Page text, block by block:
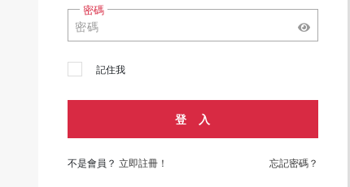
密碼
記住我
登 入
不是會員？ 立即註冊！ 忘記密碼？